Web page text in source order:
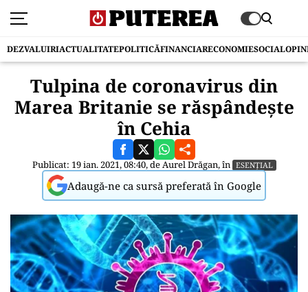
DEZVALUIRIACTUALITATEPOLITICĂFINANCIARECONOMIESOCIAL
Tulpina de coronavirus din
Marea Britanie se răspândește
în Cehia
Publicat: 19 ian. 2021, 08:40, deAurel Drăgan, în ESENȚIAL
Adaugă-ne ca sursă preferată în Google